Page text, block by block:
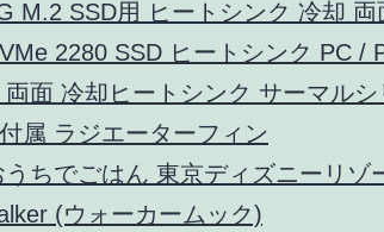
M.2 SSD用 ヒートシンク 冷却 両
2280 SSD ヒートシンク PC /
両面 冷却ヒートシンク サーマル
属 ラジエーターフィン
ちでごはん 東京ディズニーリゾ
(ウォーカームック)